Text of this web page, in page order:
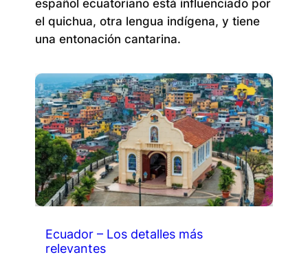
español ecuatoriano está influenciado por
el quichua, otra lengua indígena, y tiene
una entonación cantarina.
Ecuador – Los detalles más
relevantes